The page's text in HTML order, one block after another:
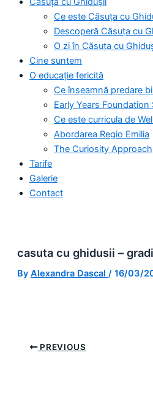
Ce este Căsuța cu
Descoperă Căsuța cu
O zi în Căsuța cu
Cine suntem
O educație fericită
Ce înseamnă predare
Early Years Foundation
Ce este curricula de
Abordarea Regio Emilia
The Curiosity Approach
Tarife
Galerie
Contact
casuta cu ghidusii –
By Alexandra Dascal / 16/03/
PREVIOUS